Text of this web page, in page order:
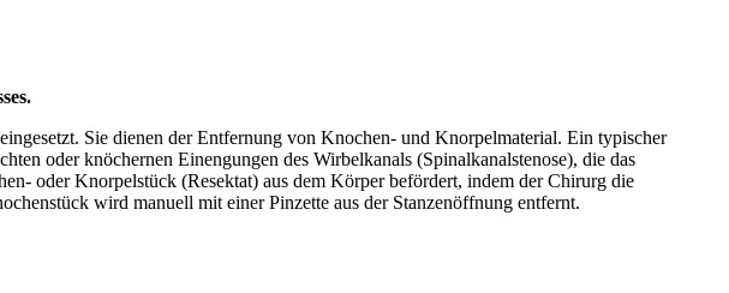
Sie dienen der Entfernung von Knochen- und Knorpelmaterial. Ein typischer
oder knöchernen Einengungen des Wirbelkanals (Spinalkanalstenose), die das
oder Knorpelstück (Resektat) aus dem Körper befördert, indem der Chirurg die
wird manuell mit einer Pinzette aus der Stanzenöffnung entfernt.